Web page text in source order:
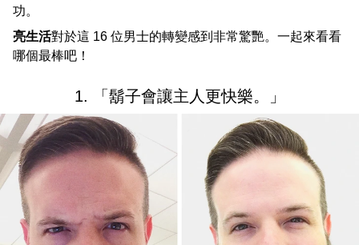
功。
亮生活對於這 16 位男士的轉變感到非常驚艷。一起來看看
哪個最棒吧！
1. 「鬍子會讓主人更快樂。」